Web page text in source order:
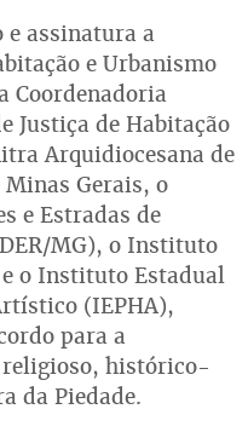
e assinatura a
e Urbanismo
Coordenadoria
Justiça de Habitação
Arquidiocesana de
Gerais, o
e Estradas de
MG), o Instituto
o Instituto Estadual
(IEPHA),
para a
histórico-
da Piedade.